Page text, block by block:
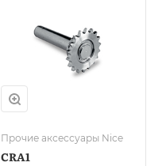
Прочие аксессуары Nice
CRA1